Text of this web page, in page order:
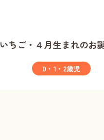
いちご・４月生まれのお
0・1・2歳児